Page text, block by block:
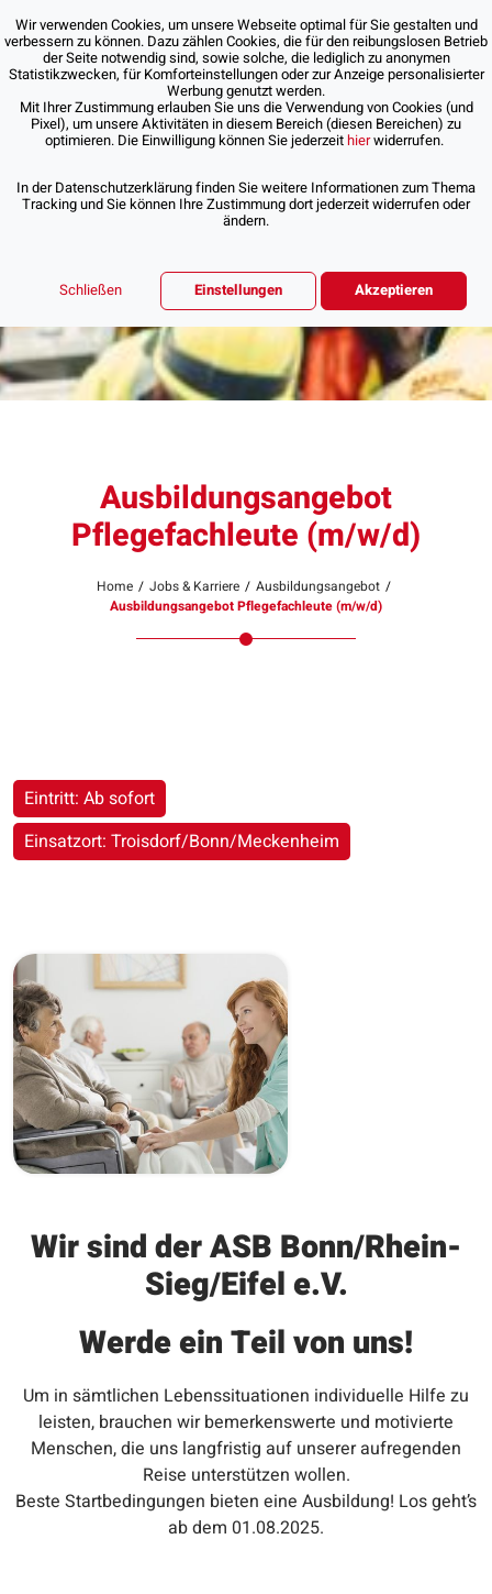
Ausbildungsangebot
Pflegefachleute (m/w/d)
Home / Jobs & Karriere / Ausbildungsangebot /
Ausbildungsangebot Pflegefachleute (m/w/d)
Eintritt: Ab sofort
Einsatzort: Troisdorf/Bonn/Meckenheim
Wir sind der ASB Bonn/Rhein-
Sieg/Eifel e.V.
Werde ein Teil von uns!
Um in sämtlichen Lebenssituationen individuelle Hilfe zu
leisten, brauchen wir bemerkenswerte und motivierte
Menschen, die uns langfristig auf unserer aufregenden
Reise unterstützen wollen.
Beste Startbedingungen bieten eine Ausbildung! Los geht’s
ab dem 01.08.2025.
Wir verwenden Cookies, um unsere Webseite optimal für Sie gestalten und
verbessern zu können. Dazu zählen Cookies, die für den reibungslosen Betrieb
der Seite notwendig sind, sowie solche, die lediglich zu anonymen
Statistikzwecken, für Komforteinstellungen oder zur Anzeige personalisierter
Werbung genutzt werden.
Mit Ihrer Zustimmung erlauben Sie uns die Verwendung von Cookies (und
Pixel), um unsere Aktivitäten in diesem Bereich (diesen Bereichen) zu
optimieren. Die Einwilligung können Sie jederzeithierwiderrufen.
In der Datenschutzerklärung finden Sie weitere Informationen zum Thema
Tracking und Sie können Ihre Zustimmung dort jederzeit widerrufen oder
ändern.
Schließen Einstellungen Akzeptieren